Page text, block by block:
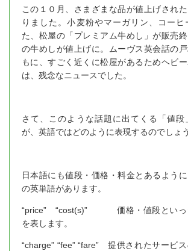
この１０月、さまざまな品が値上げされ
りました。小麦粉やマーガリン、コーヒ
た、松屋の「プレミアム牛めし」が販売
の牛めしが値上げに。ムーヴス英会話の
もに、すごく近くに松屋があるためヘビ
は、残念なニュースでした。
さて、このような話題に出てくる「値段
が、英語ではどのように表現するのでしょう
日本語にも値段・価格・料金とあるよう
の英単語があります。
“price” “cost(s)” 価格・値段といっ
を表します。
“charge” “fee” “fare” 提供されたサービ